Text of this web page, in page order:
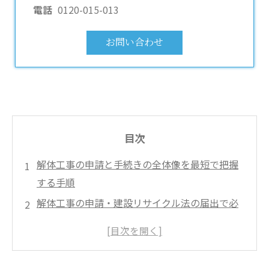
電話 0120-015-013
お問い合わせ
目次
解体工事の申請と手続きの全体像を最短で把握
する手順
解体工事の申請・建設リサイクル法の届出で必
解体工事の申請とアスベストの調査・除去の届